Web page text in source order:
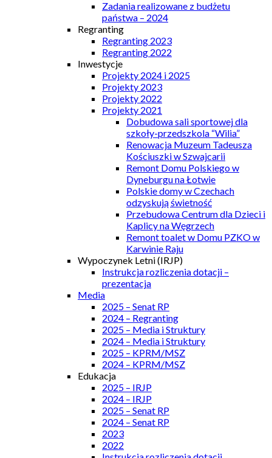
Zadania realizowane z budżetu
państwa – 2024
Regranting
Regranting 2023
Regranting 2022
Inwestycje
Projekty 2024 i 2025
Projekty 2023
Projekty 2022
Projekty 2021
Dobudowa sali sportowej dla
szkoły-przedszkola “Wilia”
Renowacja Muzeum Tadeusza
Kościuszki w Szwajcarii
Remont Domu Polskiego w
Dyneburgu na Łotwie
Polskie domy w Czechach
odzyskują świetność
Przebudowa Centrum dla Dzieci i
Kaplicy na Węgrzech
Remont toalet w Domu PZKO w
Karwinie Raju
Wypoczynek Letni (IRJP)
Instrukcja rozliczenia dotacji –
prezentacja
Media
2025 – Senat RP
2024 – Regranting
2025 – Media i Struktury
2024 – Media i Struktury
2025 – KPRM/MSZ
2024 – KPRM/MSZ
Edukacja
2025 – IRJP
2024 – IRJP
2025 – Senat RP
2024 – Senat RP
2023
2022